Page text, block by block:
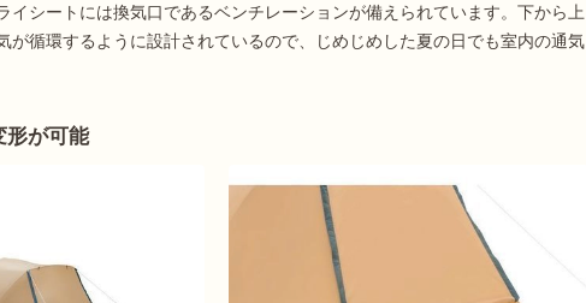
イシートには換気口であるベンチレーションが備えられています。下から上
が循環するように設計されているので、じめじめした夏の日でも室内の通気
形が可能